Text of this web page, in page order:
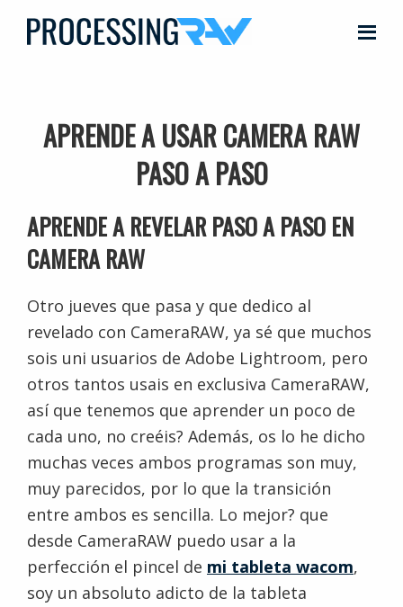
Saltar
del
y
consigue
fotografías
profesionales
APRENDE A USAR CAMERA RAW
PASO A PASO
APRENDE A REVELAR PASO A PASO EN
CAMERA RAW
Otro jueves que pasa y que dedico al
revelado con CameraRAW, ya sé que muchos
sois uni usuarios de Adobe Lightroom, pero
otros tantos usais en exclusiva CameraRAW,
así que tenemos que aprender un poco de
cada uno, no creéis? Además, os lo he dicho
muchas veces ambos programas son muy,
muy parecidos, por lo que la transición
entre ambos es sencilla. Lo mejor? que
desde CameraRAW puedo usar a la
perfección el pincel de mi tableta wacom,
soy un absoluto adicto de la tableta